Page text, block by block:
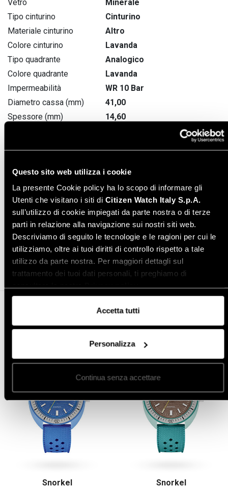
Questo sito web utilizza i cookie
La presente Cookie policy ha lo scopo di informare gli
Utenti che visitano i siti di Citizen Watch Italy S.p.A.
sull’utilizzo di cookie impiegati da parte nostra o di terze
parti in relazione alla navigazione sui nostri siti web.
Descriviamo di seguito le tecnologie e le ragioni per cui le
utilizziamo, oltre ai tuoi diritti di controllo rispetto a tale
utilizzo da parte nostra. Per maggiori dettagli sul
trattamento dei tuoi dati personali, ti preghiamo di
Accetta tutti
Personalizza
Continua senza accettare
Vetro
Minerale
Tipo cinturino
Cinturino
Materiale cinturino
Altro
Colore cinturino
Lavanda
Tipo quadrante
Analogico
Colore quadrante
Lavanda
Impermeabilità
WR 10 Bar
Diametro cassa (mm)
41,00
Spessore (mm)
14,60
Varianti modello
Condividi
Altro in orologi da uomo
Snorkel Snorkel